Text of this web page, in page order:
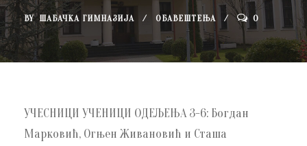
BY ШАБАЧКА ГИМНАЗИЈА ОБАВЕШТЕЊА 0
УЧЕСНИЦИ УЧЕНИЦИ ОДЕЉЕЊА 3-6: Богдан
Марковић, Огњен Живановић и Сташа